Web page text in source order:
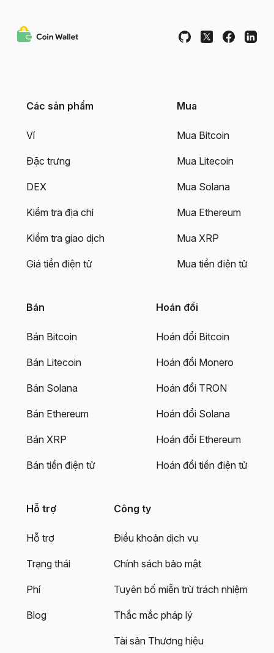
Các sản phẩm
Ví
Đặc trưng
DEX
Kiểm tra địa chỉ
Kiểm tra giao dịch
Giá tiền điện tử
Mua
Mua Bitcoin
Mua Litecoin
Mua Solana
Mua Ethereum
Mua XRP
Mua tiền điện tử
Bán
Bán Bitcoin
Bán Litecoin
Bán Solana
Bán Ethereum
Bán XRP
Bán tiền điện tử
Hoán đổi
Hoán đổi Bitcoin
Hoán đổi Monero
Hoán đổi TRON
Hoán đổi Solana
Hoán đổi Ethereum
Hoán đổi tiền điện tử
Hỗ trợ
Hỗ trợ
Trạng thái
Phí
Blog
Công ty
Điều khoản dịch vụ
Chính sách bảo mật
Tuyên bố miễn trừ trách nhiệm
Thắc mắc pháp lý
Tài sản Thương hiệu